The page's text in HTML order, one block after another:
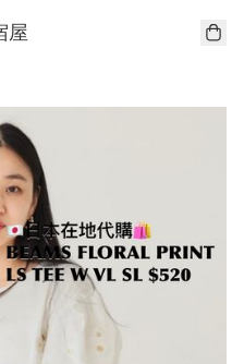
屋